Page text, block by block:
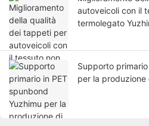
autoveicoli con il
termolegato
Supporto
per la